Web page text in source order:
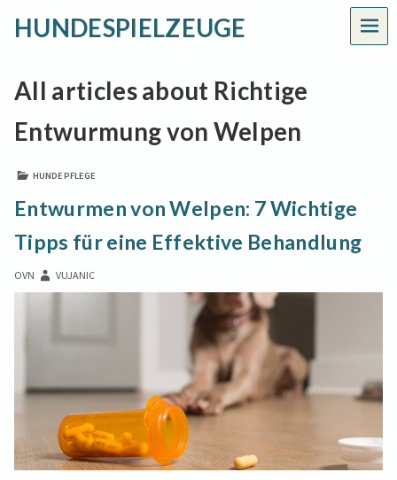
HUNDESPIELZEUGE
All articles about Richtige
Entwurmung von Welpen
HUNDEPFLEGE
Entwurmen von Welpen: 7 Wichtige
Tipps für eine Effektive Behandlung
OVN VUJANIC